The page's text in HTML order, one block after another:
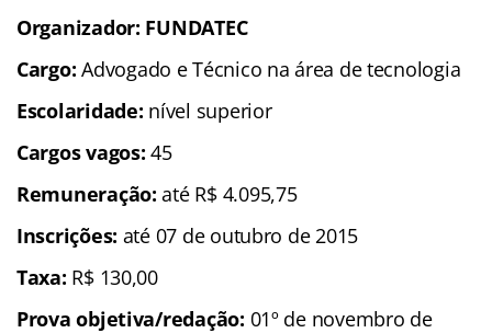
Organizador: FUNDATEC
Cargo: Advogado e Técnico na área de tecnologia
Escolaridade: nível superior
Cargos vagos: 45
Remuneração: até R$ 4.095,75
Inscrições: até 07 de outubro de 2015
Taxa: R$ 130,00
Prova objetiva/redação: 01º de novembro de